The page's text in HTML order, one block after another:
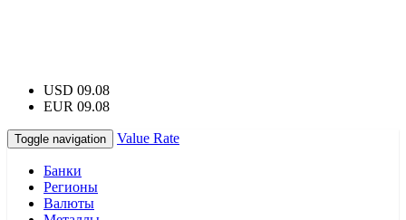
USD 09.08
EUR 09.08
Toggle navigation Value Rate
Банки
Регионы
Валюты